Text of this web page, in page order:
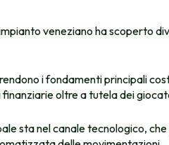
veneziano ha scoperto
i fondamenti principali
oltre a tutela dei
sta nel canale tecnologico,